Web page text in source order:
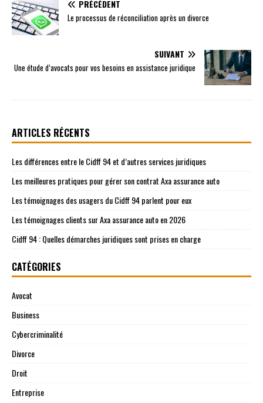
PRÉCÉDENT
Le processus de réconciliation après un divorce
SUIVANT
Une étude d’avocats pour vos besoins en assistance juridique
ARTICLES RÉCENTS
Les différences entre le Cidff 94 et d’autres services juridiques
Les meilleures pratiques pour gérer son contrat Axa assurance auto
Les témoignages des usagers du Cidff 94 parlent pour eux
Les témoignages clients sur Axa assurance auto en 2026
Cidff 94 : Quelles démarches juridiques sont prises en charge
CATÉGORIES
Avocat
Business
Cybercriminalité
Divorce
Droit
Entreprise